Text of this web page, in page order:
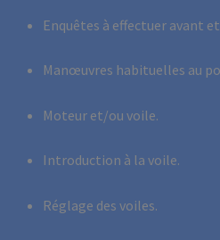
Enquêtes à effectuer avant
Manœuvres habituelles au
Moteur et/ou voile.
Introduction à la voile.
Réglage des voiles.